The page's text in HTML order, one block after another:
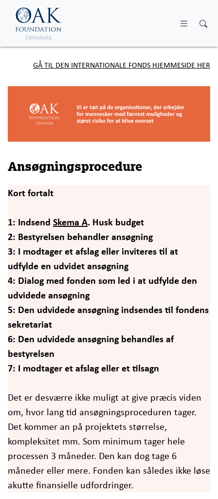
Skip to main content
GÅ TIL DEN INTERNATIONALE FONDS HJEMMESIDE HER
Ansøgningsprocedure
Kort fortalt
1: Indsend Skema A. Husk budget
2: Bestyrelsen behandler ansøgning
3: I modtager et afslag eller inviteres til at
udfylde en udvidet ansøgning
4: Dialog med fonden som led i at udfylde den
udvidede ansøgning
5: Den udvidede ansøgning indsendes til fondens
sekretariat
6: Den udvidede ansøgning behandles af
bestyrelsen
7: I modtager et afslag eller et tilsagn
Det er desværre ikke muligt at give præcis viden
om, hvor lang tid ansøgningsproceduren tager.
Det kommer an på projektets størrelse,
kompleksitet mm. Som minimum tager hele
processen 3 måneder. Den kan dog tage 6
måneder eller mere. Fonden kan således ikke løse
akutte finansielle udfordringer.